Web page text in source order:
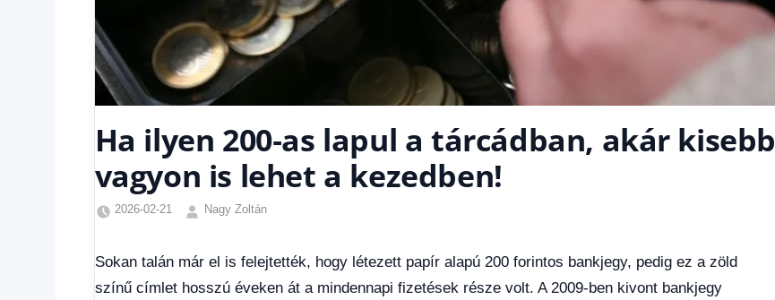
Ha ilyen 200‑as lapul a tárcádban, akár kisebb
vagyon is lehet a kezedben!
2026-02-21
Nagy Zoltán
Gazdaság,
Hírek,
Sokan talán már el is felejtették, hogy létezett papír alapú 200 forintos bankjegy, pedig ez a zöld
színű címlet hosszú éveken át a mindennapi fizetések része volt. A 2009-ben kivont bankjegy